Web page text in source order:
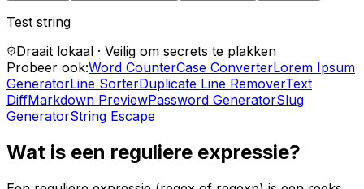
Test string
Draait lokaal · Veilig om secrets te plakken
Probeer ook:Word CounterCase ConverterLorem Ipsum
GeneratorLine SorterDuplicate Line RemoverText
DiffMarkdown PreviewPassword GeneratorSlug
GeneratorString Escape
Wat is een reguliere expressie?